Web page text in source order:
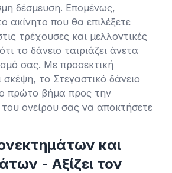
δέσμευση. Επομένως,
ακίνητο που θα επιλέξετε
τρέχουσες και μελλοντικές
το δάνειο ταιριάζει άνετα
σας. Με προσεκτική
σκέψη, το Στεγαστικό δάνειο
πρώτο βήμα προς την
ονείρου σας να αποκτήσετε
και
- Αξίζει τον